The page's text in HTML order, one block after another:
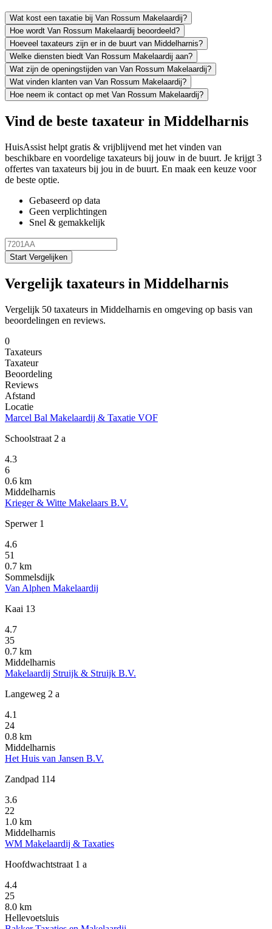
Wat kost een taxatie bij Van Rossum Makelaardij?
Hoe wordt Van Rossum Makelaardij beoordeeld?
Hoeveel taxateurs zijn er in de buurt van Middelharnis?
Welke diensten biedt Van Rossum Makelaardij aan?
Wat zijn de openingstijden van Van Rossum Makelaardij?
Wat vinden klanten van Van Rossum Makelaardij?
Hoe neem ik contact op met Van Rossum Makelaardij?
Vind de beste taxateur in Middelharnis
HuisAssist helpt gratis & vrijblijvend met het vinden van
beschikbare en voordelige taxateurs bij jouw in de buurt. Je krijgt 3
offertes van taxateurs bij jou in de buurt. En maak een keuze voor
de beste optie.
Gebaseerd op data
Geen verplichtingen
Snel & gemakkelijk
Start Vergelijken
Vergelijk taxateurs in Middelharnis
Vergelijk 50 taxateurs in Middelharnis en omgeving op basis van
beoordelingen en reviews.
0
Taxateurs
Taxateur
Beoordeling
Reviews
Afstand
Locatie
Marcel Bal Makelaardij & Taxatie VOF
Schoolstraat 2 a
4.3
6
0.6 km
Middelharnis
Krieger & Witte Makelaars B.V.
Sperwer 1
4.6
51
0.7 km
Sommelsdijk
Van Alphen Makelaardij
Kaai 13
4.7
35
0.7 km
Middelharnis
Makelaardij Struijk & Struijk B.V.
Langeweg 2 a
4.1
24
0.8 km
Middelharnis
Het Huis van Jansen B.V.
Zandpad 114
3.6
22
1.0 km
Middelharnis
WM Makelaardij & Taxaties
Hoofdwachtstraat 1 a
4.4
25
8.0 km
Hellevoetsluis